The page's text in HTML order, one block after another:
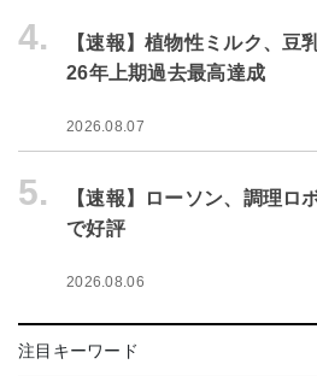
4.
【速報】植物性ミルク、
26年上期過去最高達成
2026.08.07
5.
【速報】ローソン、調理
で好評
2026.08.06
注目キーワード